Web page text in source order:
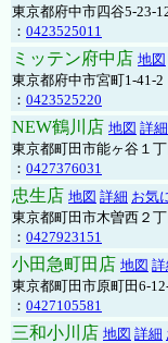
東京都府中市四谷5-23-
： 0423525011
ミッテン府中店 地図
東京都府中市宮町1-41-
： 0423525220
NEW鶴川店 地図 詳細
東京都町田市能ヶ谷１
： 0427376031
忠生店 地図 詳細 お気
東京都町田市木曽西２
： 0427923151
小田急町田店 地図 詳
東京都町田市原町田6-
： 0427105581
三和小川店 地図 詳細